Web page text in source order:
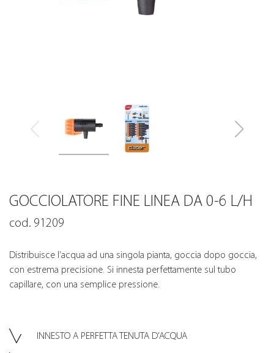
GOCCIOLATORE FINE LINEA DA 0-6 L/H
cod. 91209
Distribuisce l’acqua ad una singola pianta, goccia dopo goccia,
con estrema precisione. Si innesta perfettamente sul tubo
capillare, con una semplice pressione.
INNESTO A PERFETTA TENUTA D’ACQUA